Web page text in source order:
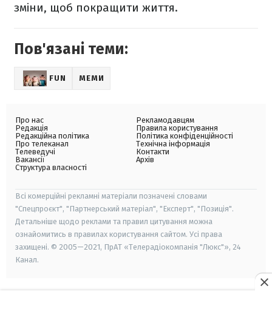
зміни, щоб покращити життя.
Пов'язані теми:
FUN МЕМИ
Про нас
Редакція
Редакційна політика
Про телеканал
Телеведучі
Вакансії
Структура власності
Рекламодавцям
Правила користування
Політика конфіденційності
Технічна інформація
Контакти
Архів
Всі комерційні рекламні матеріали позначені словами
"Спецпроєкт", "Партнерський матеріал", "Експерт", "Позиція".
Детальніше щодо реклами та правил цитування можна
ознайомитись в правилах користування сайтом. Усі права
захищені. © 2005—2021, ПрАТ «Телерадіокомпанія "Люкс"», 24
Канал.